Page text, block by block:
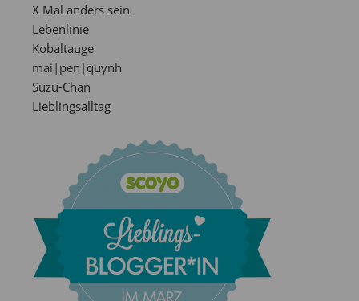
X Mal anders sein
Lebenlinie
Kobaltauge
mai|pen|quynh
Suzu-Chan
Lieblingsalltag